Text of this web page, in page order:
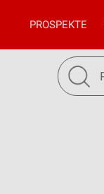
PROSPEKTE